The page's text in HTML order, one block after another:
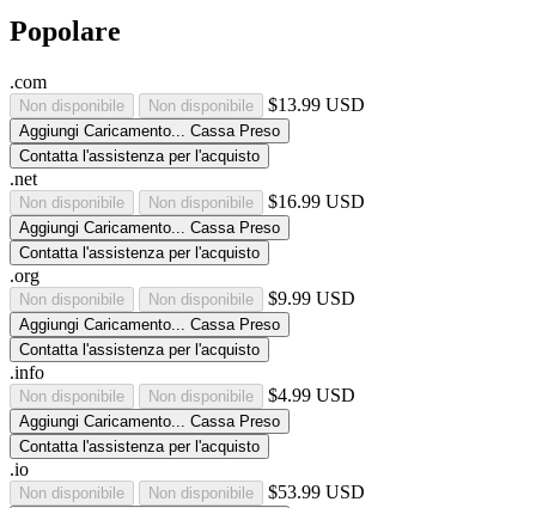
Popolare
.com
Non disponibile Non disponibile $13.99 USD
Aggiungi Caricamento... Cassa Preso
Contatta l'assistenza per l'acquisto
.net
Non disponibile Non disponibile $16.99 USD
Aggiungi Caricamento... Cassa Preso
Contatta l'assistenza per l'acquisto
.org
Non disponibile Non disponibile $9.99 USD
Aggiungi Caricamento... Cassa Preso
Contatta l'assistenza per l'acquisto
.info
Non disponibile Non disponibile $4.99 USD
Aggiungi Caricamento... Cassa Preso
Contatta l'assistenza per l'acquisto
.io
Non disponibile Non disponibile $53.99 USD